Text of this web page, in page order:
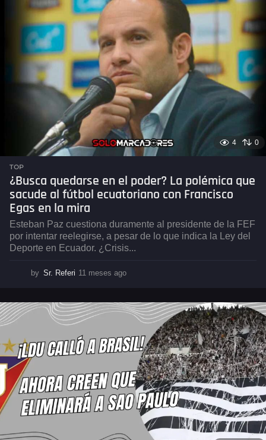
s
a
g
o
4 0
TOP
¿Busca quedarse en el poder? La polémica que
sacude al fútbol ecuatoriano con Francisco
Egas en la mira
Esteban Paz cuestiona duramente al presidente de la FEF
por intentar reelegirse, a pesar de lo que indica la Ley del
Deporte en Ecuador. ¿Crisis...
by Sr. Referi 11 meses ago
e
s
a
o